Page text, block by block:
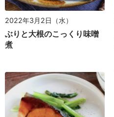
2022年3月2日（水）
ぶりと大根のこっくり味噌
煮